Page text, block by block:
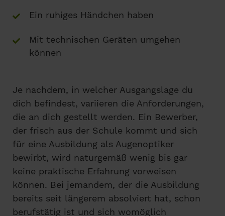
Ein ruhiges Händchen haben
Mit technischen Geräten umgehen
können
Je nachdem, in welcher Ausgangslage du
dich befindest, variieren die Anforderungen,
die an dich gestellt werden. Ein Bewerber,
der frisch aus der Schule kommt und sich
für eine Ausbildung als Augenoptiker
bewirbt, wird naturgemäß wenig bis gar
keine praktische Erfahrung vorweisen
können. Bei jemandem, der die Ausbildung
bereits seit längerem absolviert hat, schon
berufstätig ist und sich womöglich